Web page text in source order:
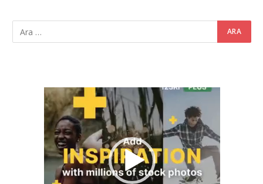
Video
oynatıcı